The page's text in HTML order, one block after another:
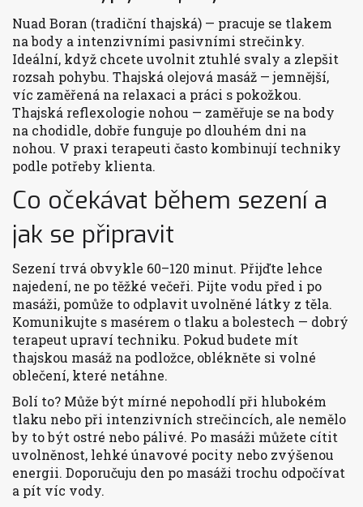
Nuad Boran (tradiční thajská) — pracuje se tlakem
na body a intenzivními pasivními strečinky.
Ideální, když chcete uvolnit ztuhlé svaly a zlepšit
rozsah pohybu. Thajská olejová masáž — jemnější,
víc zaměřená na relaxaci a práci s pokožkou.
Thajská reflexologie nohou — zaměřuje se na body
na chodidle, dobře funguje po dlouhém dni na
nohou. V praxi terapeuti často kombinují techniky
podle potřeby klienta.
Co očekávat během sezení a
jak se připravit
Sezení trvá obvykle 60–120 minut. Přijďte lehce
najedení, ne po těžké večeři. Pijte vodu před i po
masáži, pomůže to odplavit uvolněné látky z těla.
Komunikujte s masérem o tlaku a bolestech — dobrý
terapeut upraví techniku. Pokud budete mít
thajskou masáž na podložce, oblékněte si volné
oblečení, které netáhne.
Bolí to? Může být mírné nepohodlí při hlubokém
tlaku nebo při intenzivních strečincích, ale nemělo
by to být ostré nebo pálivé. Po masáži můžete cítit
uvolněnost, lehké únavové pocity nebo zvýšenou
energii. Doporučuju den po masáži trochu odpočívat
a pít víc vody.